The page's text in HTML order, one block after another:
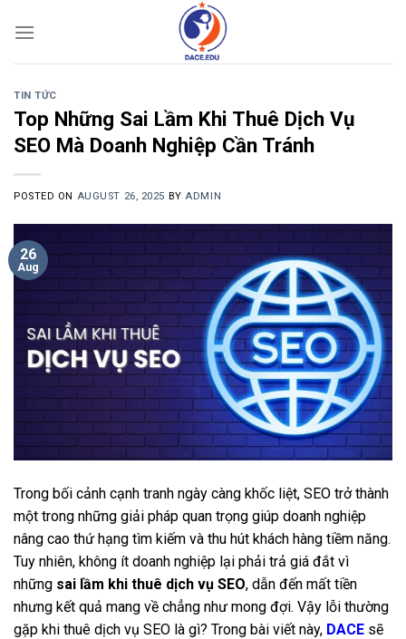
TIN TỨC
Top Những Sai Lầm Khi Thuê Dịch Vụ
SEO Mà Doanh Nghiệp Cần Tránh
POSTED ON AUGUST 26, 2025 BY ADMIN
26
Aug
Trong bối cảnh cạnh tranh ngày càng khốc liệt, SEO trở thành
một trong những giải pháp quan trọng giúp doanh nghiệp
nâng cao thứ hạng tìm kiếm và thu hút khách hàng tiềm năng.
Tuy nhiên, không ít doanh nghiệp lại phải trả giá đắt vì
những sai lầm khi thuê dịch vụ SEO, dẫn đến mất tiền
nhưng kết quả mang về chẳng như mong đợi. Vậy lỗi thường
gặp khi thuê dịch vụ SEO là gì? Trong bài viết này, DACE sẽ